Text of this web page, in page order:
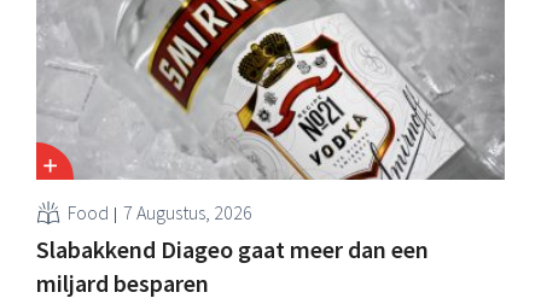
Food 7 Augustus, 2026
Slabakkend Diageo gaat meer dan een
miljard besparen